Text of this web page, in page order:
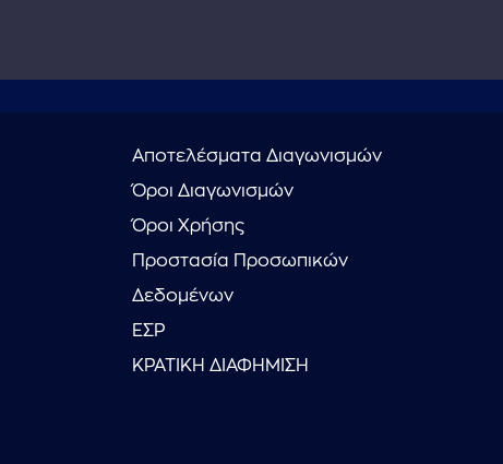
Αποτελέσματα Διαγωνισμών
Όροι Διαγωνισμών
Όροι Χρήσης
Προστασία Προσωπικών
Δεδομένων
ΕΣΡ
ΚΡΑΤΙΚΗ ΔΙΑΦΗΜΙΣΗ